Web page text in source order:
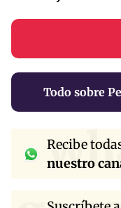
Todo sobre
Recibe
nuestro